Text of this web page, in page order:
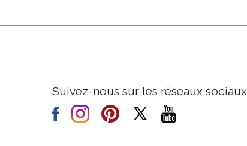
Suivez-nous sur les réseaux sociaux